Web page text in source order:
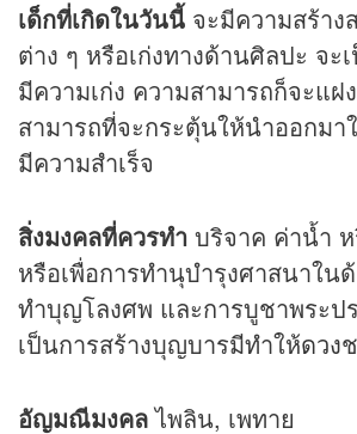
เด็กที่เกิดในวันนี้ จะมีความสร้าง
ต่าง ๆ หรือเก่งทางด้านศิลปะ จ
มีความเก่ง ความสามารถก็จะแฝ
สามารถที่จะกระตุ้นให้นำออกมา
มีความสำเร็จ
สิ่งมงคลที่ควรทำ บริจาค ค่าน้ำ
หรือเพื่อการทำนุบำรุงศาสนาใน
ทำบุญโลงศพ และการบูชาพระป
เป็นการสร้างบุญบารมีทำให้ดวง
อัญมณีมงคลไพลิน, เพทาย